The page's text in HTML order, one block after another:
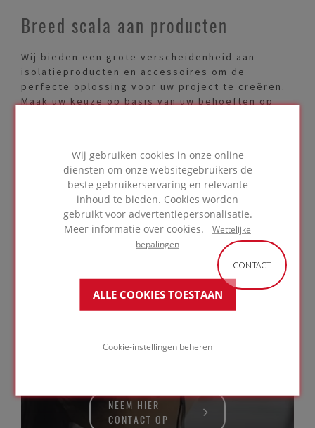
Wij gebruiken cookies in onze online
diensten om onze websitegebruikers de
beste gebruikerservaring en relevante
inhoud te bieden. Cookies worden
gebruikt voor advertentiepersonalisatie.
Meer informatie over cookies. Wettelijke
bepalingen
ALLE COOKIES TOESTAAN
Cookie-instellingen beheren
Breed scala aan producten
Wij bieden een grote verscheidenheid aan
isolatieproducten en accessoires om de
perfecte oplossing voor uw project te creëren.
Maak uw keuze op basis van uw behoeften op
De isolatie wordt met volledige hechting
geïnstalleerd met behulp van warme of koude
GA NAAR PRODUCTEN
Deskundig
NEEM HIER
CONTACT OP
CONTACT